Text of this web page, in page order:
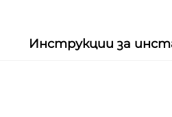
Инструкции за